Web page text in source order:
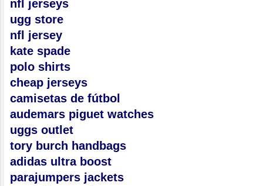
nfl jerseys
ugg store
nfl jersey
kate spade
polo shirts
cheap jerseys
camisetas de fútbol
audemars piguet watches
uggs outlet
tory burch handbags
adidas ultra boost
parajumpers jackets